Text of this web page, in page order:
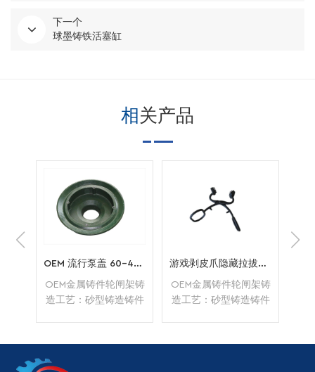
下一个
球墨铸铁活塞缸
相关产品
最
OEM 流行泵盖 60-40-18
OEM金属铸件轮闸架铸
造工艺：砂型铸造铸件
丸 热处理：退火没有最
小数量付款方式：T/T
游戏剥皮爪隐藏拉拔器剥皮工具
OEM金属铸件轮闸架铸
造工艺：砂型铸造铸件
丸 热处理：退火没有最
丸